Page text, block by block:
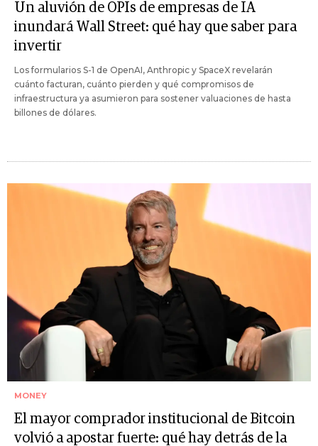
Un aluvión de OPIs de empresas de IA
inundará Wall Street: qué hay que saber para
invertir
Los formularios S-1 de OpenAI, Anthropic y SpaceX revelarán
cuánto facturan, cuánto pierden y qué compromisos de
infraestructura ya asumieron para sostener valuaciones de hasta
billones de dólares.
MONEY
El mayor comprador institucional de Bitcoin
volvió a apostar fuerte: qué hay detrás de la